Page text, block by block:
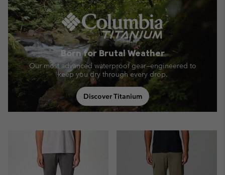
Born for Brutal Weather
Our most advanced waterproof gear—engineered to
keep you dry through every drop.
Discover Titanium